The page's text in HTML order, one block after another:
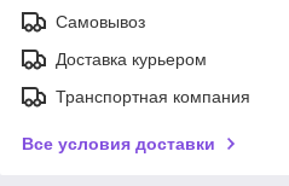
Самовывоз
Доставка курьером
Транспортная компания
Все условия доставки